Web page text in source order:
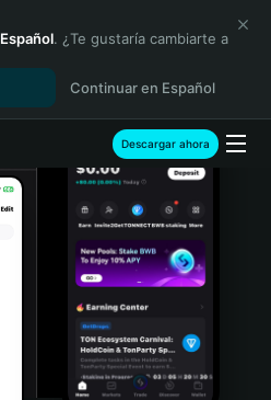
Español. ¿Te gustaría cambiarte a
Continuar en Español
Descargar ahora